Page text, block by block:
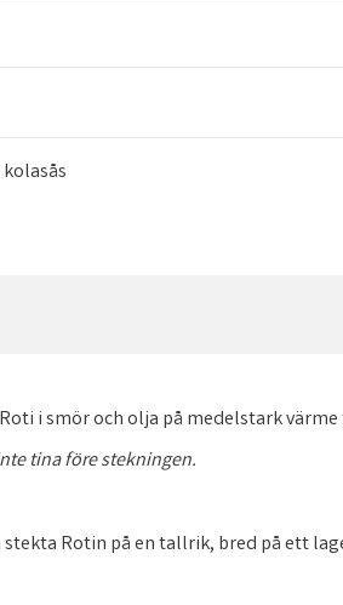
Roti i smör och olja på medelstark
tina före stekningen.
stekta Rotin på en tallrik, bred på ett